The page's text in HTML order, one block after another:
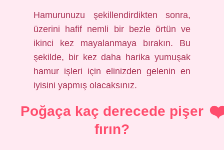
Hamurunuzu şekillendirdikten sonra,
üzerini hafif nemli bir bezle örtün ve
ikinci kez mayalanmaya bırakın. Bu
şekilde, bir kez daha harika yumuşak
hamur işleri için elinizden gelenin en
iyisini yapmış olacaksınız.
Poğaça kaç derecede pişer
fırın?